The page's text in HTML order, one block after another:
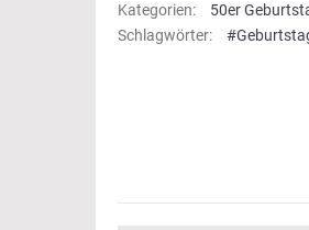
Kategorien:
50er
Schlagwörter: